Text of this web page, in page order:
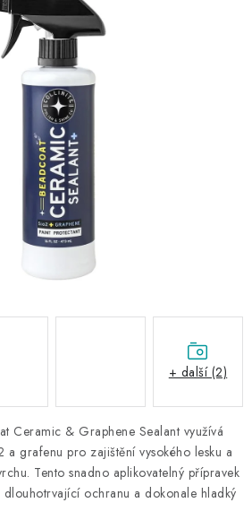
Ceramic & Graphene Sealant využívá
grafenu pro zajištění vysokého lesku a
Tento snadno aplikovatelný přípravek
ochranu a dokonale hladký
+ další (2)